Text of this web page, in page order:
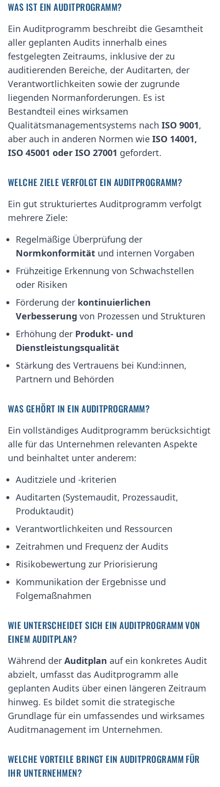
WAS IST EIN AUDITPROGRAMM?
Ein Auditprogramm beschreibt die Gesamtheit
aller geplanten Audits innerhalb eines
festgelegten Zeitraums, inklusive der zu
auditierenden Bereiche, der Auditarten, der
Verantwortlichkeiten sowie der zugrunde
liegenden Normanforderungen. Es ist
Bestandteil eines wirksamen
Qualitätsmanagementsystems nach ISO 9001,
aber auch in anderen Normen wie ISO 14001,
ISO 45001 oder ISO 27001 gefordert.
WELCHE ZIELE VERFOLGT EIN AUDITPROGRAMM?
Ein gut strukturiertes Auditprogramm verfolgt
mehrere Ziele:
Regelmäßige Überprüfung der
Normkonformität und internen Vorgaben
Frühzeitige Erkennung von Schwachstellen
oder Risiken
Förderung der kontinuierlichen
Verbesserung von Prozessen und Strukturen
Erhöhung der Produkt- und
Dienstleistungsqualität
Stärkung des Vertrauens bei Kund:innen,
Partnern und Behörden
WAS GEHÖRT IN EIN AUDITPROGRAMM?
Ein vollständiges Auditprogramm berücksichtigt
alle für das Unternehmen relevanten Aspekte
und beinhaltet unter anderem:
Auditziele und -kriterien
Auditarten (Systemaudit, Prozessaudit,
Produktaudit)
Verantwortlichkeiten und Ressourcen
Zeitrahmen und Frequenz der Audits
Risikobewertung zur Priorisierung
Kommunikation der Ergebnisse und
Folgemaßnahmen
WIE UNTERSCHEIDET SICH EIN AUDITPROGRAMM VON
EINEM AUDITPLAN?
Während der Auditplan auf ein konkretes Audit
abzielt, umfasst das Auditprogramm alle
geplanten Audits über einen längeren Zeitraum
hinweg. Es bildet somit die strategische
Grundlage für ein umfassendes und wirksames
Auditmanagement im Unternehmen.
WELCHE VORTEILE BRINGT EIN AUDITPROGRAMM FÜR
IHR UNTERNEHMEN?